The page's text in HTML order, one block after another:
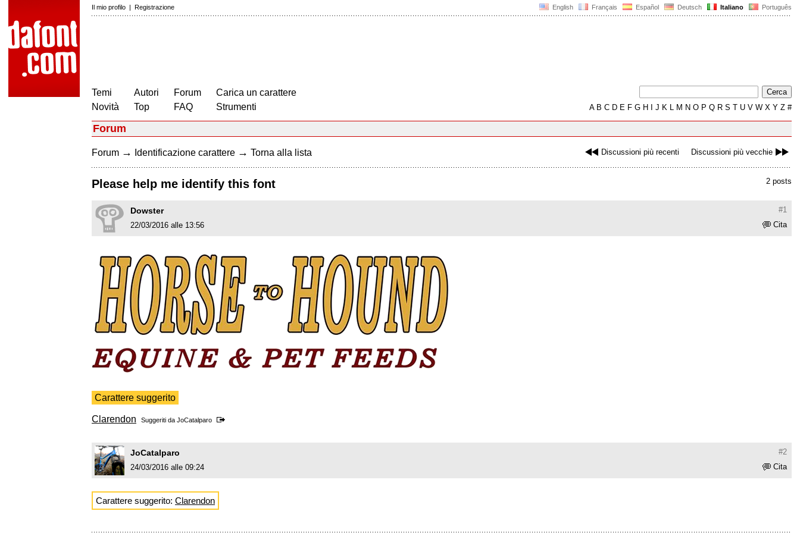
English Français Español Deutsch Italiano Português
Il mio profilo | Registrazione
Temi
Novità
Autori
Top
Forum
FAQ
Carica un carattere
Strumenti
AB C D E F G H J K L M N O P Q R S T U V W X Y Z #
Forum
Discussioni più recenti Discussioni più vecchie
Forum → Identificazione carattere → Torna alla lista
2 posts
Please help me identify this font
#1
Dowster
Cita
22/03/2016 alle 13:56
Carattere suggerito
Clarendon Suggeriti da JoCatalparo
#2
JoCatalparo
Cita
24/03/2016 alle 09:24
Carattere suggerito: Clarendon